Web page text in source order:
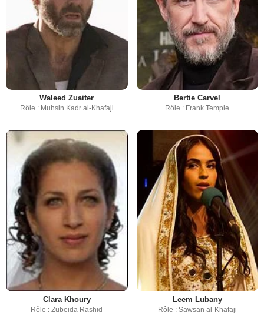
Waleed Zuaiter
Rôle : Muhsin Kadr al-Khafaji
Bertie Carvel
Rôle : Frank Temple
Clara Khoury
Rôle : Zubeida Rashid
Leem Lubany
Rôle : Sawsan al-Khafaji